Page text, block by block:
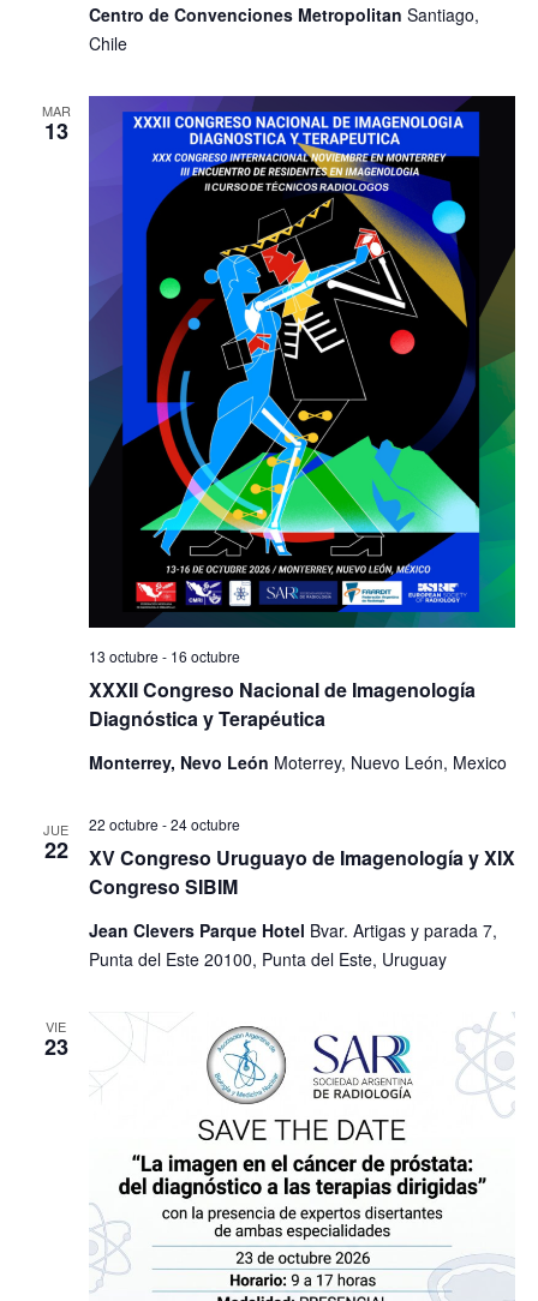
Centro de Convenciones Metropolitan Santiago,
Chile
MAR
13
XXXII Congreso Nacional de Imagenología
Diagnóstica y Terapéutica
13 octubre - 16 octubre
Monterrey, Nevo León Moterrey, Nuevo León, Mexico
JUE
22
XV Congreso Uruguayo de Imagenología y XIX
Congreso SIBIM
22 octubre -24 octubre
Jean Clevers Parque Hotel Bvar. Artigas y parada 7,
Punta del Este 20100, Punta del Este, Uruguay
VIE
23